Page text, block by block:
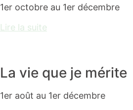
1er octobre au 1er décembre
Lire la suite
La vie que je mérite
1er août au 1er décembre